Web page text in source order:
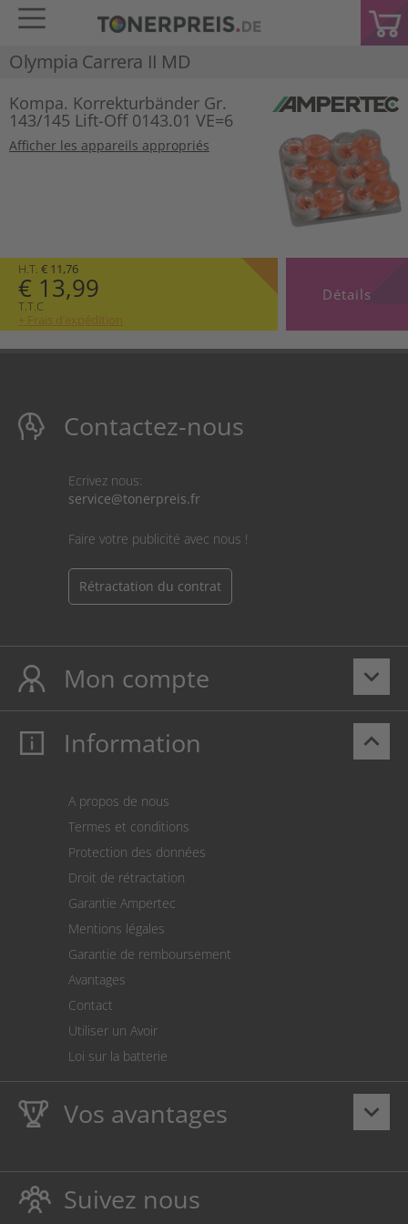
Olympia Carrera II MD
Kompa. Korrekturbänder Gr.
143/145 Lift-Off 0143.01 VE=6
Afficher les appareils appropriés
H.T. € 11,76
€ 13,99
T.T.C
+ Frais d’expédition
Détails
Contactez-nous
Ecrivez nous:
service@tonerpreis.fr
Faire votre publicité avec nous !
Rétractation du contrat
keyboard_arrow_down
Mon compte
Mon compte
Paiement
Le calculateur des frais de port
Paramètres des cookies
keyboard_arrow_up
Information
A propos de nous
Termes et conditions
Protection des données
Droit de rétractation
Garantie Ampertec
Mentions légales
Garantie de remboursement
Avantages
Contact
Utiliser un Avoir
Loi sur la batterie
keyboard_arrow_down
Vos avantages
LaAmpertec Garantie à viesur les encres et toners
Suivez nous